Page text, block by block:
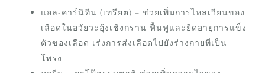
แอล-คาร์นิทีน (เทรียต) – ช่วยเพิ่มการไหลเวียนของ
เลือดในอวัยวะอุ้งเชิงกราน ฟื้นฟูและยืดอายุการแข็ง
ตัวของเลือด เร่งการส่งเลือดไปยังร่างกายที่เป็น
โพรง